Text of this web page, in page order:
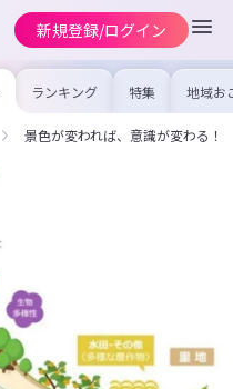
新規登録/ログイン
ランキング 特集 地域お
の求
を集め
事内容
を比較
景色が変われば、意識が変わる